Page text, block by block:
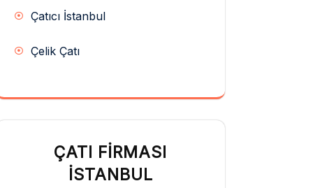
Çatıcı İstanbul
Çelik Çatı
ÇATI FIRMASI
İSTANBUL